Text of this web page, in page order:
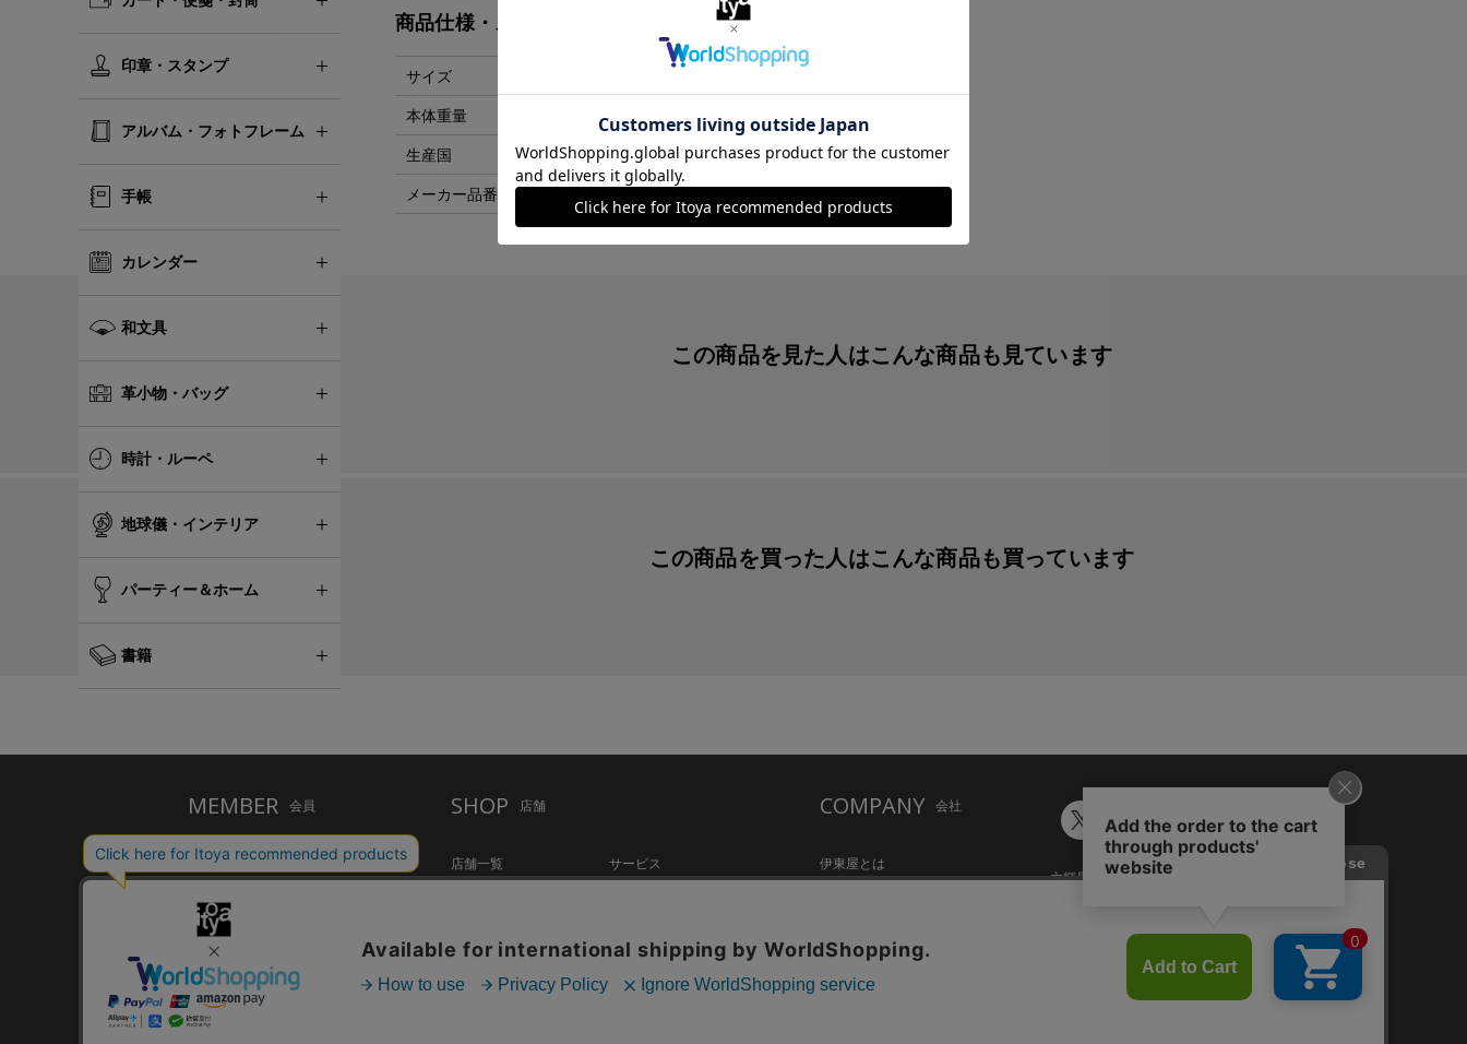
印章・スタンプ
アルバム・フォトフレーム
手帳
カレンダー
和文具
革小物・バッグ
時計・ルーペ
地球儀・インテリア
パーティー＆ホーム
書籍
商品仕様・スペック
サイズ
本体重量
生産国
日本
メーカー品番
SFL30SL3C
この商品を見た人はこんな商品も見ています
この商品を買った人はこんな商品も買っています
MEMBER 会員
ご利用ガイド
お問い合わせ
個人情報保護方針
特定商取引法に基づく表示
SHOP 店舗
店舗一覧
CAFE Stylo
FARM
サービス
COMPANY 会社
伊東屋とは
採用情報
六輝早見表
Chinese